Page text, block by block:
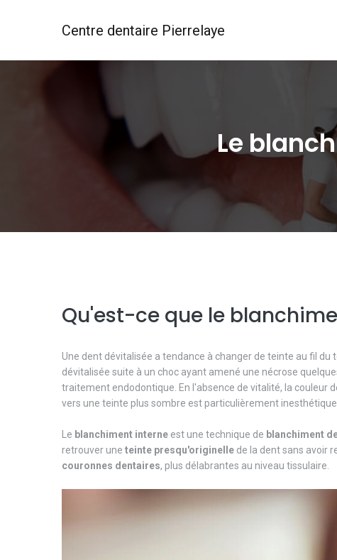
Centre dentaire Pierrelaye
Le
Qu'est-ce que le
Une dent dévitalisée a tendance à changer de teinte au fil
dévitalisée suite à un choc ayant amené une nécrose
traitement endodontique. En l'absence de vitalité, la couleur
vers une teinte plus sombre est particulièrement
Le blanchiment interne est une technique de blanchiment
retrouver une teinte presqu'originelle de la dent sans avoir
couronnes dentaires, plus délabrantes au niveau tissulaire.